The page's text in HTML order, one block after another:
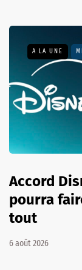
A LA UNE
Accord
pourra
tout
6 août 2026